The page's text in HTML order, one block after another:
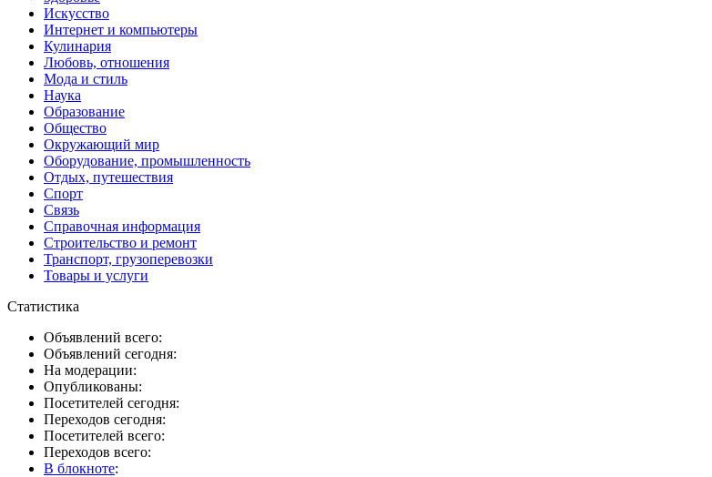
Искусство
Интернет и компьютеры
Кулинария
Любовь, отношения
Мода и стиль
Наука
Образование
Общество
Окружающий мир
Оборудование, промышленность
Отдых, путешествия
Спорт
Связь
Справочная информация
Строительство и ремонт
Транспорт, грузоперевозки
Товары и услуги
Статистика
Объявлений всего:
Объявлений сегодня:
На модерации:
Опубликованы:
Посетителей сегодня:
Переходов сегодня:
Посетителей всего:
Переходов всего:
В блокноте: